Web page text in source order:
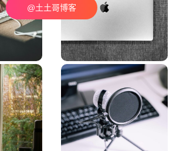
@土土哥博客